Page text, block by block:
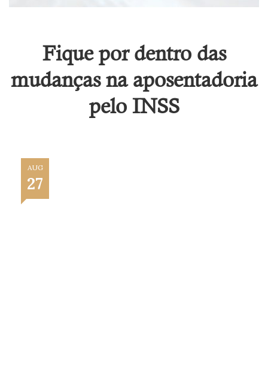
Fique por dentro das
mudanças na aposentadoria
pelo INSS
AUG
27